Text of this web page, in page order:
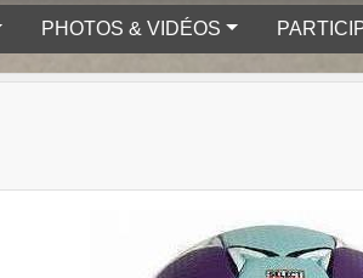
PHOTOS & VIDÉOS